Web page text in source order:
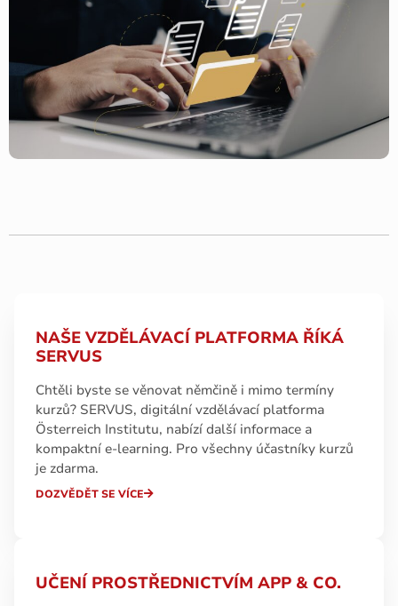
NAŠE VZDĚLÁVACÍ PLATFORMA ŘÍKÁ
SERVUS
Chtěli byste se věnovat němčině i mimo termíny
kurzů? SERVUS, digitální vzdělávací platforma
Österreich Institutu, nabízí další informace a
kompaktní e-learning. Pro všechny účastníky kurzů
je zdarma.
DOZVĚDĚT SE VÍCE
UČENÍ PROSTŘEDNICTVÍM APP & CO.